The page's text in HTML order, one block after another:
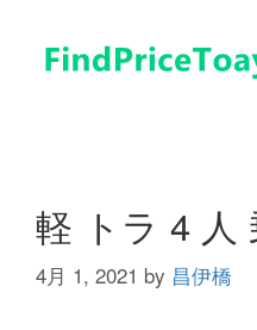
軽 トラ 4 人
4月 1, 2021 by 昌伊橋